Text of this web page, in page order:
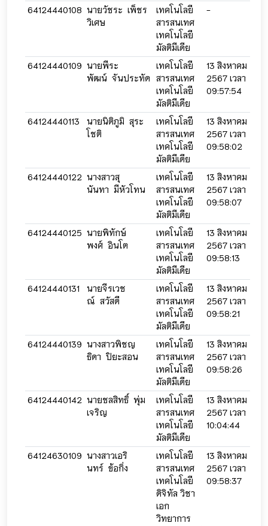
64124440108 นายวัชระ เพ็ชร
วิเศษ
เทคโนโลยี
สารสนเทศ
เทคโนโลยี
มัลติมีเดีย
-
64124440109 นายพีระ
พัฒน์ จันประทัด
เทคโนโลยี
สารสนเทศ
เทคโนโลยี
มัลติมีเดีย
13 สิงหาคม
2567 เวลา
09:57:54
64124440113
นายนิติภูมิ สุระ
โชติ
เทคโนโลยี
สารสนเทศ
เทคโนโลยี
มัลติมีเดีย
13 สิงหาคม
2567 เวลา
09:58:02
64124440122 นางสาวสุ
นันทา มีหัวโทน
เทคโนโลยี
สารสนเทศ
เทคโนโลยี
มัลติมีเดีย
13 สิงหาคม
2567 เวลา
09:58:07
64124440125 นายพิทักษ์
พงศ์ อินโต
เทคโนโลยี
สารสนเทศ
เทคโนโลยี
มัลติมีเดีย
13 สิงหาคม
2567 เวลา
09:58:13
64124440131
นายจีรเวช
ณ์ สวัสดี
เทคโนโลยี
สารสนเทศ
เทคโนโลยี
มัลติมีเดีย
13 สิงหาคม
2567 เวลา
09:58:21
64124440139 นางสาวพิชญ
ธิดา ปิยะสอน
เทคโนโลยี
สารสนเทศ
เทคโนโลยี
มัลติมีเดีย
13 สิงหาคม
2567 เวลา
09:58:26
64124440142 นายชลสิทธิ์ พุ่ม
เจริญ
เทคโนโลยี
สารสนเทศ
เทคโนโลยี
มัลติมีเดีย
13 สิงหาคม
2567 เวลา
10:04:44
64124630109 นางสาวเอริ
นทร์ ข้อกิ่ง
เทคโนโลยี
สารสนเทศ
เทคโนโลยี
ดิจิทัล วิชา
เอก
วิทยาการ
13 สิงหาคม
2567 เวลา
09:58:37